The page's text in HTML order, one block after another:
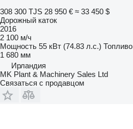
308 300 TJS 28 950 € ≈ 33 450 $
Дорожный каток
2016
2 100 м/ч
Мощность 55 кВт (74.83 л.с.) Топливо
1 680 мм
Ирландия
MK Plant & Machinery Sales Ltd
Связаться с продавцом